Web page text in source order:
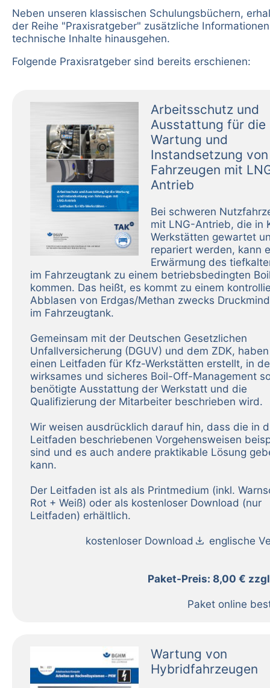
Neben unseren klassischen Schulungsbüchern,
der Reihe "Praxisratgeber" zusätzliche
technische Inhalte hinausgehen.
Folgende Praxisratgeber sind bereits erschienen:
Arbeitsschutz und
Ausstattung für die
Wartung und
Instandsetzung von
Fahrzeugen mit
Antrieb
Bei schweren
mit LNG-Antrieb, die in
Werkstätten gewartet
repariert werden, kann
Erwärmung des
im Fahrzeugtank zu einem betriebsbedingten
kommen. Das heißt, es kommt zu einem
Abblasen von Erdgas/Methan zwecks
im Fahrzeugtank.
Gemeinsam mit der Deutschen Gesetzlichen
Unfallversicherung (DGUV) und dem ZDK,
einen Leitfaden für Kfz-Werkstätten erstellt, in
wirksames und sicheres Boil-Off-Management
benötigte Ausstattung der Werkstatt und die
Qualifizierung der Mitarbeiter beschrieben wird.
Wir weisen ausdrücklich darauf hin, dass die in
Leitfaden beschriebenen Vorgehensweisen
sind und es auch andere praktikable Lösung
kann.
Der Leitfaden ist als als Printmedium (inkl.
Rot + Weiß) oder als kostenloser Download (nur
Leitfaden) erhältlich.
kostenloser Download download englische
Paket-Preis: 8,00 €
Paket online
Wartung von
Hybridfahrzeugen